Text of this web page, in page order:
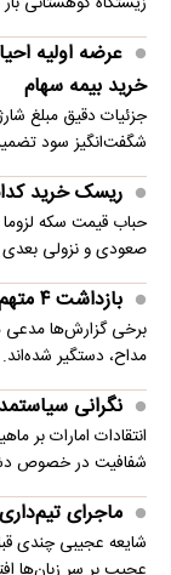
عرضه اولیه
خرید بیمه سهام
جزئیات دقیق مبلغ
شگفت‌انگیز سود
ریسک خرید
حباب قیمت سکه لزوما
صعودی و نزولی بعدی
بازداشت ۴ متهم قتل حمیدرضا رجب‌زاده
مداح، دستگیر شده‌اند.
نگرانی
انتقادات امارات بر
شفافیت در خصوص
ماجرای
شایعه عجیبی چندی